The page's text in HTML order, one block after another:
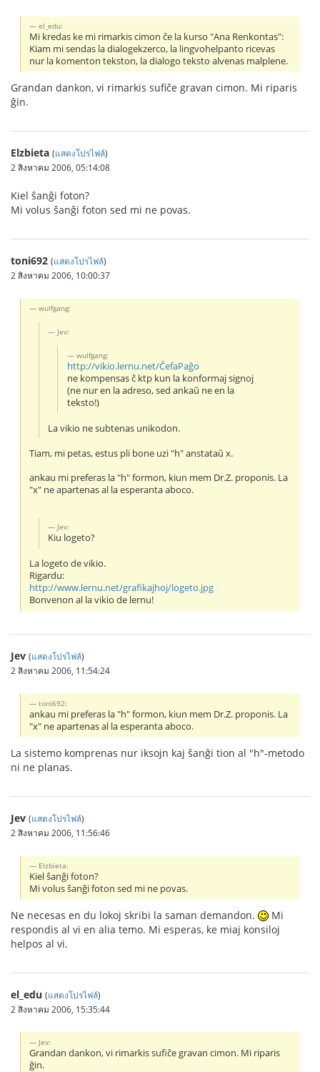
el_edu:
Mi kredas ke mi rimarkis cimon ĉe la kurso "Ana Renkontas":
Kiam mi sendas la dialogekzerco, la lingvohelpanto ricevas
nur la komenton tekston, la dialogo teksto alvenas malplene.
Grandan dankon, vi rimarkis sufiĉe gravan cimon. Mi riparis
ĝin.
Elzbieta (แสดงโปรไฟล์)
2 สิงหาคม 2006, 05:14:08
Kiel ŝanĝi foton?
Mi volus ŝanĝi foton sed mi ne povas.
toni692 (แสดงโปรไฟล์)
2 สิงหาคม 2006, 10:00:37
wulfgang:
Jev:
wulfgang:
http://vikio.lernu.net/ĈefaPaĝo
ne kompensas ĉ ktp kun la konformaj signoj
(ne nur en la adreso, sed ankaŭ ne en la
teksto!)
La vikio ne subtenas unikodon.
Tiam, mi petas, estus pli bone uzi "h" anstataŭ x.
ankau mi preferas la "h" formon, kiun mem Dr.Z. proponis. La
"x" ne apartenas al la esperanta aboco.
Jev:
Kiu logeto?
La logeto de vikio.
Rigardu:
http://www.lernu.net/grafikajhoj/logeto.jpg
Bonvenon al la vikio de lernu!
Jev (แสดงโปรไฟล์)
2 สิงหาคม 2006, 11:54:24
toni692:
ankau mi preferas la "h" formon, kiun mem Dr.Z. proponis. La
"x" ne apartenas al la esperanta aboco.
La sistemo komprenas nur iksojn kaj ŝanĝi tion al "h"-metodo
ni ne planas.
Jev (แสดงโปรไฟล์)
2 สิงหาคม 2006, 11:56:46
Elzbieta:
Kiel ŝanĝi foton?
Mi volus ŝanĝi foton sed mi ne povas.
Ne necesas en du lokoj skribi la saman demandon.
Mi
respondis al vi en alia temo. Mi esperas, ke miaj konsiloj
helpos al vi.
el_edu (แสดงโปรไฟล์)
2 สิงหาคม 2006, 15:35:44
Jev:
Grandan dankon, vi rimarkis sufiĉe gravan cimon. Mi riparis
ĝin.